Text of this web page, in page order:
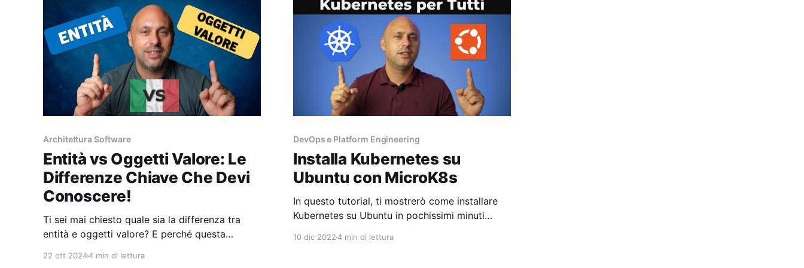
Spring? * Perché
tutorial è
Architettura Software
Entità vs Oggetti Valore: Le
Differenze Chiave Che Devi
Conoscere!
Ti sei mai chiesto quale sia la differenza tra
entità e oggetti valore? E perché questa
22 ott 20244 min di lettura
DevOps e Platform Engineering
Installa Kubernetes su
Ubuntu con MicroK8s
In questo tutorial, ti mostrerò come installare
Kubernetes su Ubuntu in pochissimi minuti
10 dic 20224 min di lettura